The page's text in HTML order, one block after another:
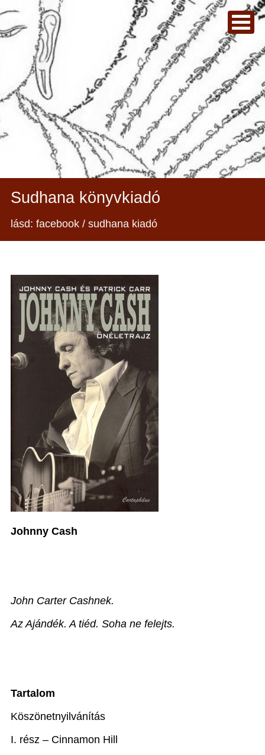
Sudhana könyvkiadó
lásd: facebook / sudhana kiadó
Johnny Cash
John Carter Cashnek.
Az Ajándék. A tiéd. Soha ne felejts.
Tartalom
Köszönetnyilvánítás
I. rész – Cinnamon Hill